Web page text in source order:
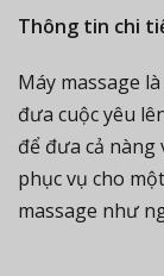
Thông tin chi
Máy massage
đưa cuộc yêu
để đưa cả
phục vụ cho
massage như